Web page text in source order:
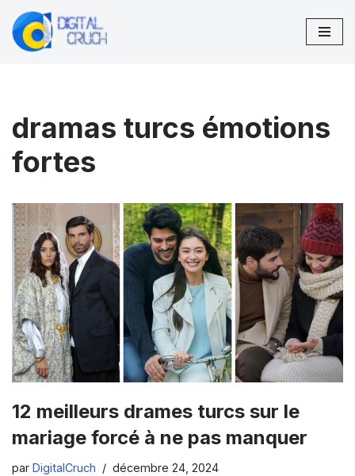
Aller
dramas turcs émotions
fortes
12 meilleurs drames turcs sur le
mariage forcé à ne pas manquer
par DigitalCruch décembre 24, 2024